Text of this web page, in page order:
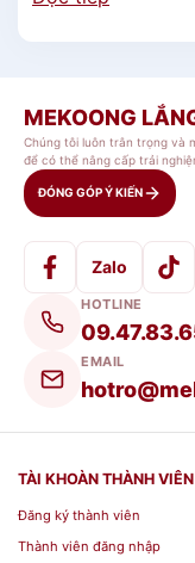
toàn
gây
nhờ
Nắp
ra
Lưu ý
MEKOONG
Chúng tôi luôn trân trọng và
để có thể nâng cấp trải
ĐÓNG GÓP Ý KIẾN
Zalo
HOTLINE
EMAIL
TÀI KHOÀN THÀNH VIÊN
Đăng ký thành viên
Thành viên đăng nhập